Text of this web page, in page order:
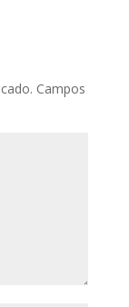
Campos